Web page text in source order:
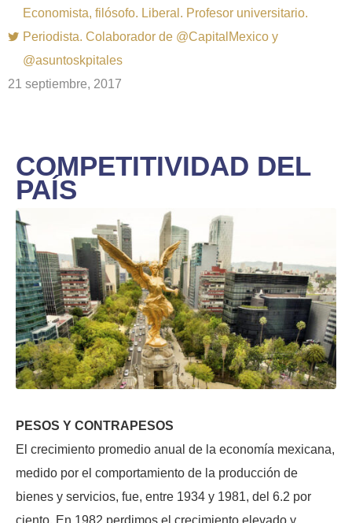
Economista, filósofo. Liberal. Profesor universitario.
Periodista. Colaborador de @CapitalMexico y
@asuntoskpitales
21 septiembre, 2017
COMPETITIVIDAD DEL
PAÍS
PESOS Y CONTRAPESOS
El crecimiento promedio anual de la economía mexicana,
medido por el comportamiento de la producción de
bienes y servicios, fue, entre 1934 y 1981, del 6.2 por
ciento. En 1982 perdimos el crecimiento elevado y